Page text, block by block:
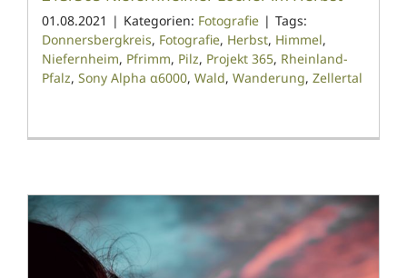
01.08.2021 | Kategorien: Fotografie | Tags:
Donnersbergkreis, Fotografie, Herbst, Himmel,
Niefernheim, Pfrimm, Pilz, Projekt 365, Rheinland-
Pfalz, Sony Alpha α6000, Wald, Wanderung, Zellertal